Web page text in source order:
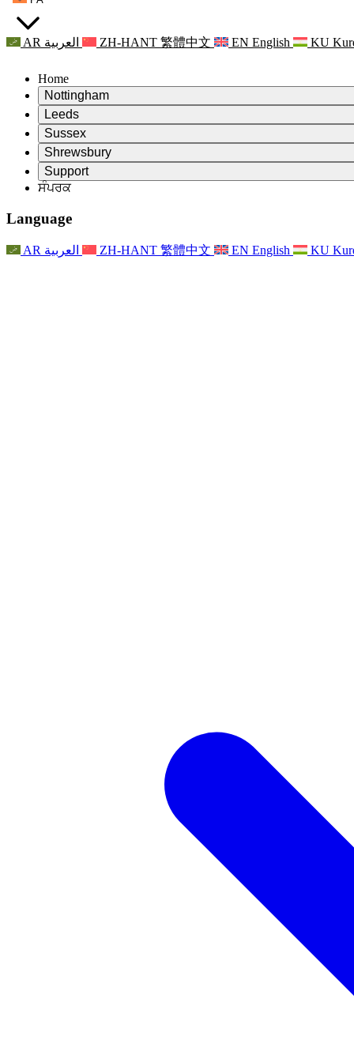
AR العربية ZH-HANT 繁體中文 EN English KU
Home
Nottingham
Review
ਸਮੀਖਿਆ ਦੇ ਚੇਅਰਮੈਨ
ਸੁਤੰਤਰ ਸਮੀਖਿਆ ਟੀਮ
ਸੰਦਰਭ ਦੀਆਂ ਸ਼ਰਤਾਂ
ਸੁਤੰਤਰ ਸਮੀਖਿਆ ਦੀ ਅੰਤਿਮ ਰਿਪੋਰਟ
ਅਕਸਰ ਪੁੱਛੇ ਜਾਣ ਵਾਲੇ ਸਵਾਲ
ਪਰਿਵਾਰਕ ਫੀਡਬੈਕ ਪ੍ਰਕਿਰਿਆ
ਨਿਊਜ਼ਲੈਟਰ
Leeds
Review
ਸਮੀਖਿਆ ਦੇ ਚੇਅਰਮੈਨ
ਸੁਤੰਤਰ ਸਮੀਖਿਆ ਟੀਮ
ਹਵਾਲੇ ਦੀਆਂ ਸ਼ਰਤਾਂ
ਸੰਪਰਕ
ਪਰਿਵਾਰਾਂ ਲਈ ਮਨੋਵਿਗਿਆਨਕ ਸਹਾਇਤਾ
ਪਰਿਵਾਰਾਂ ਲਈ ਅੱਪਡੇਟ
ਘਟਨਾਵਾਂ
For Staff
Sussex
Review
ਸਮੀਖਿਆ ਦੇ ਚੇਅਰਮੈਨ
ਸੁਤੰਤਰ ਸਮੀਖਿਆ ਟੀਮ
ਸੰਦਰਭ ਦੀਆਂ ਸ਼ਰਤਾਂ
For Families
ਪਰਿਵਾਰਾਂ ਲਈ ਅੱਪਡੇਟ
Shrewsbury
Review
ਜਣੇਪਾ ਸਮੀਖਿਆ ਵਾਸਤੇ ਸੰਦਰਭ ਦੀਆਂ ਸ਼ਰਤਾਂ
ਸੁਤੰਤਰ ਸਮੀਖਿਆ ਦੀ ਅੰਤਿਮ ਰਿਪੋਰਟ
ਸੁਤੰਤਰ ਸਮੀਖਿਆ ਦੀ ਪਹਿਲੀ ਰਿਪੋਰਟ
For Families
Support
Leeds
Nottingham
ਪਰਿਵਾਰਕ ਮਨੋਵਿਗਿਆਨਕ ਸਹਾਇਤਾ ਸੇਵਾ
ਮਾਨਸਿਕ ਸਿਹਤ ਸੰਕਟ ਸਹਾਇਤਾ
ਖੇਤਰੀ ਸੇਵਾਵਾਂ ਨੌਟਿੰਘਮ
ਸੰਪਰਕ
Language
AR العربية ZH-HANT 繁體中文 EN English KU